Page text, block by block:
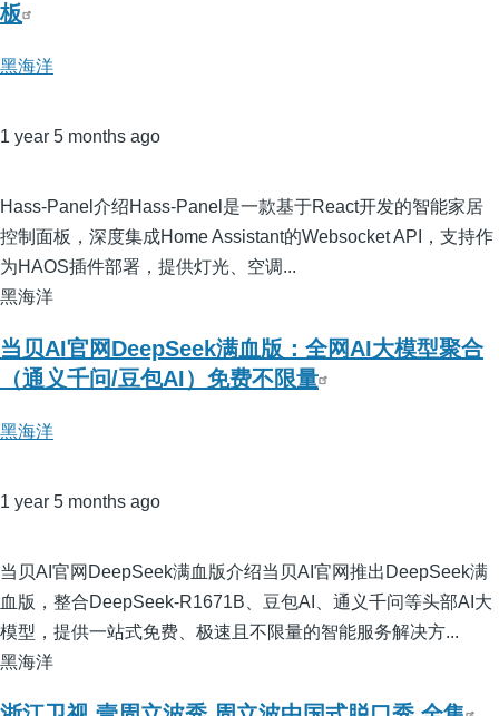
板
黑海洋
1 year 5 months ago
Hass-Panel介绍Hass-Panel是一款基于React开发的智能家居
控制面板，深度集成Home Assistant的Websocket API，支持作
为HAOS插件部署，提供灯光、空调...
黑海洋
当贝AI官网DeepSeek满血版：全网AI大模型聚合
（通义千问/豆包AI）免费不限量
黑海洋
1 year 5 months ago
当贝AI官网DeepSeek满血版介绍当贝AI官网推出DeepSeek满
血版，整合DeepSeek-R1671B、豆包AI、通义千问等头部AI大
模型，提供一站式免费、极速且不限量的智能服务解决方...
黑海洋